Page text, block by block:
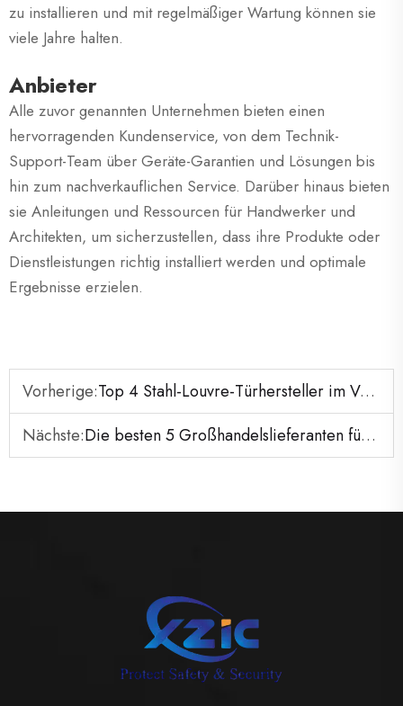
zu installieren und mit regelmäßiger Wartung können sie
viele Jahre halten.
Anbieter
Alle zuvor genannten Unternehmen bieten einen
hervorragenden Kundenservice, von dem Technik-
Support-Team über Geräte-Garantien und Lösungen bis
hin zum nachverkauflichen Service. Darüber hinaus bieten
sie Anleitungen und Ressourcen für Handwerker und
Architekten, um sicherzustellen, dass ihre Produkte oder
Dienstleistungen richtig installiert werden und optimale
Ergebnisse erzielen.
Vorherige:Top 4 Stahl-Louvre-Türhersteller im Vereinigten Königreich
Nächste:Die besten 5 Großhandelslieferanten für hohle Metalltüren